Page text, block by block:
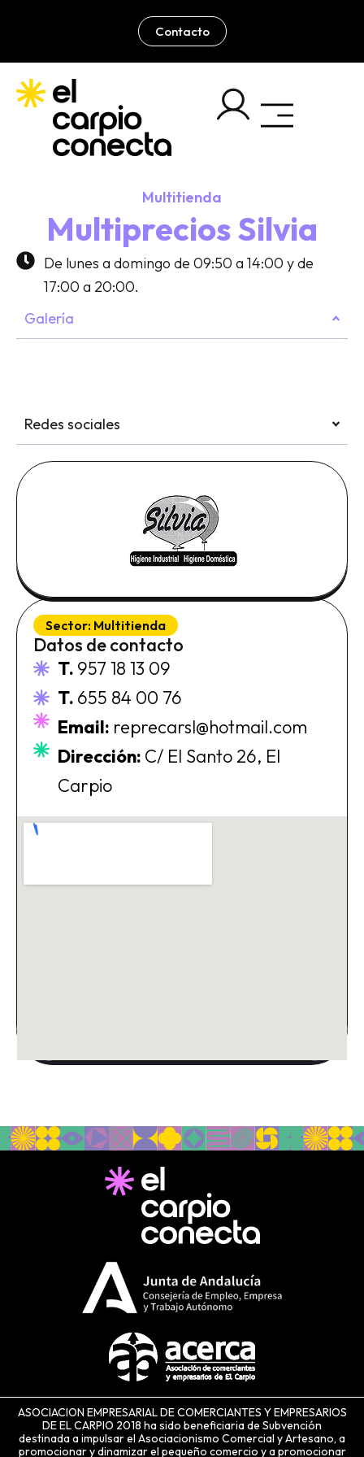
Contacto
Sector: Multitienda
Datos de contacto
T. 957 18 13 09
T. 655 84 00 76
Email: reprecarsl@hotmail.com
Dirección: C/ El Santo 26, El
Carpio
Multitienda
Multiprecios Silvia
De lunes a domingo de 09:50 a 14:00 y de
17:00 a 20:00.
Galería
Redes sociales
ASOCIACION EMPRESARIAL DE COMERCIANTES Y EMPRESARIOS
DE EL CARPIO 2018 ha sido beneficiaria de Subvención
destinada a impulsar el Asociacionismo Comercial y Artesano, a
promocionar y dinamizar el pequeño comercio y a promocionar